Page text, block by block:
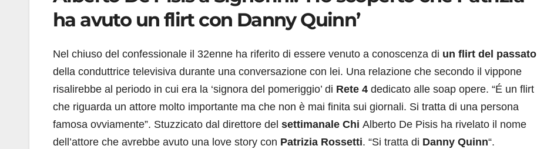
ha avuto un flirt con Danny Quinn’
Nel chiuso del confessionale il 32enne ha riferito di essere venuto a conoscenza di un flirt del passato
della conduttrice televisiva durante una conversazione con lei. Una relazione che secondo il vippone
risalirebbe al periodo in cui era la ‘signora del pomeriggio’ di Rete 4 dedicato alle soap opere. “É un flirt
che riguarda un attore molto importante ma che non è mai finita sui giornali. Si tratta di una persona
famosa ovviamente”. Stuzzicato dal direttore del settimanale Chi Alberto De Pisis ha rivelato il nome
dell’attore che avrebbe avuto una love story con Patrizia Rossetti. “Si tratta di Danny Quinn“.